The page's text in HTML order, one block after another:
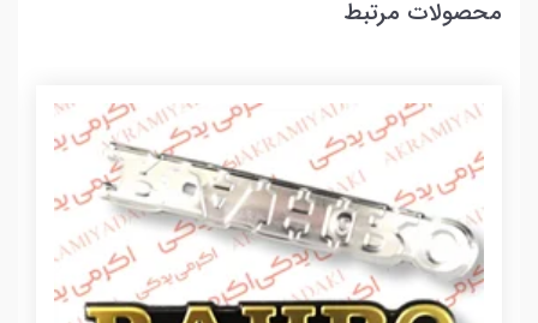
محصولات مرتبط